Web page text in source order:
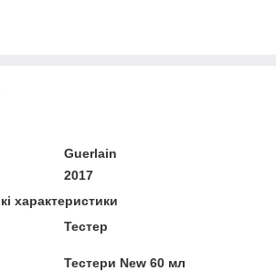
Guerlain
2017
характеристики
Тестер
Тестери New 60 мл